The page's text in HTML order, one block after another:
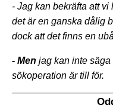
- Jag kan bekräfta att vi
det är en ganska dålig
dock att det finns en
- Men jag kan inte säga
sökoperation är till för.